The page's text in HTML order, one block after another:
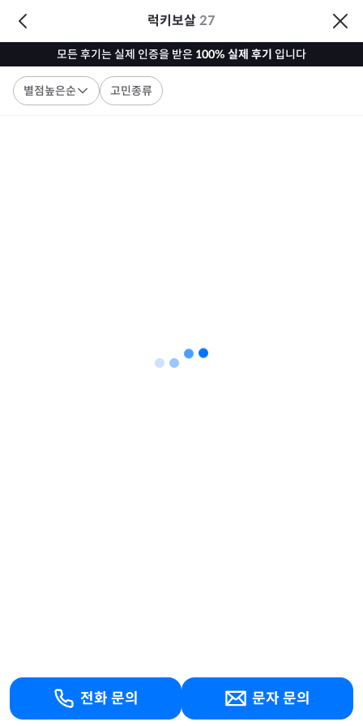
럭키보살27
모든 후기는 실제 인증을 받은 100% 실제 후기 입니다
별점높은순 고민종류
전화 문의 문자 문의